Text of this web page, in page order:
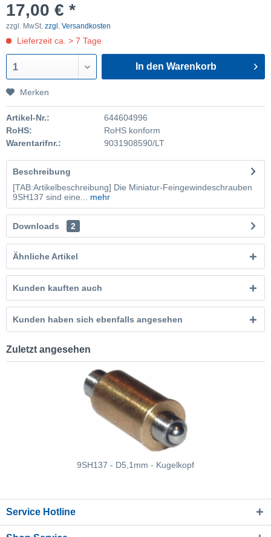
17,00 € *
zzgl. MwSt. zzgl. Versandkosten
Lieferzeit ca. > 7 Tage
1 In den Warenkorb
Merken
Artikel-Nr.:
644604996
RoHS:
RoHS konform
Warentarifnr.:
9031908590/LT
Beschreibung
[TAB:Artikelbeschreibung] Die Miniatur-Feingewindeschrauben
9SH137 sind eine...
mehr
Downloads 2
Ähnliche Artikel
Kunden kauften auch
Kunden haben sich ebenfalls angesehen
Zuletzt angesehen
9SH137 - D5,1mm - Kugelkopf
Service Hotline